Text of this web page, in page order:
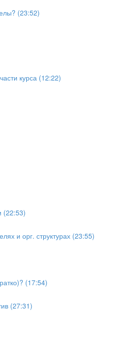
(23:52)
курса (12:22)
(22:53)
и орг. структурах (23:55)
(17:54)
(27:31)